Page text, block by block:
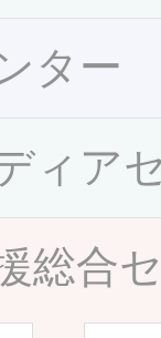
ター
ィア
総合